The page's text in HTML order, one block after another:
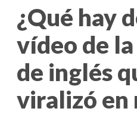
¿Qué hay
vídeo de
de inglés
viralizó en